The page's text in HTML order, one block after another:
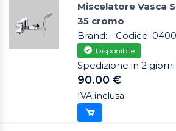
Miscelatore Vasca
35 cromo
Brand: - Codice:
Disponibile
Spedizione in 2
90.00 €
IVA inclusa